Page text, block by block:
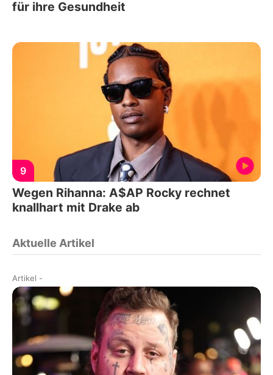
für ihre Gesundheit
9
Wegen Rihanna: A$AP Rocky rechnet
knallhart mit Drake ab
Aktuelle Artikel
Artikel -